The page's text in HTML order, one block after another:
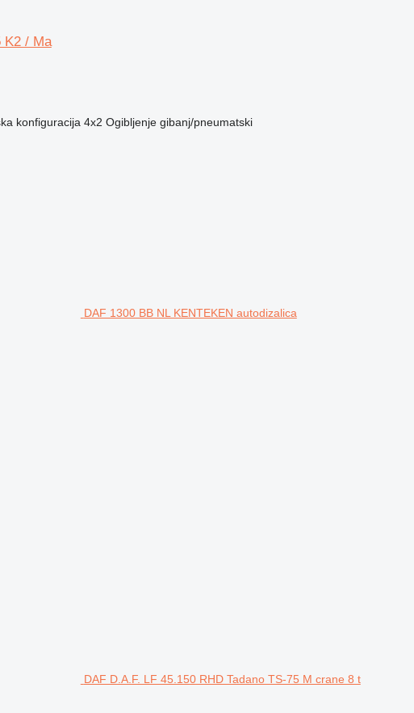
K2 / Ma
konfiguracija 4x2 Ogibljenje gibanj/pneumatski
DAF 1300 BB NL KENTEKEN autodizalica
DAF D.A.F. LF 45.150 RHD Tadano TS-75 M crane 8 t